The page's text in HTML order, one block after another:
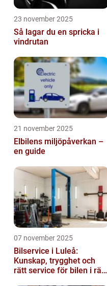
23 november 2025
Så lagar du en spricka i
vindrutan
21 november 2025
Elbilens miljöpåverkan –
en guide
07 november 2025
Bilservice i Luleå:
Kunskap, trygghet och
rätt service för bilen i rätt